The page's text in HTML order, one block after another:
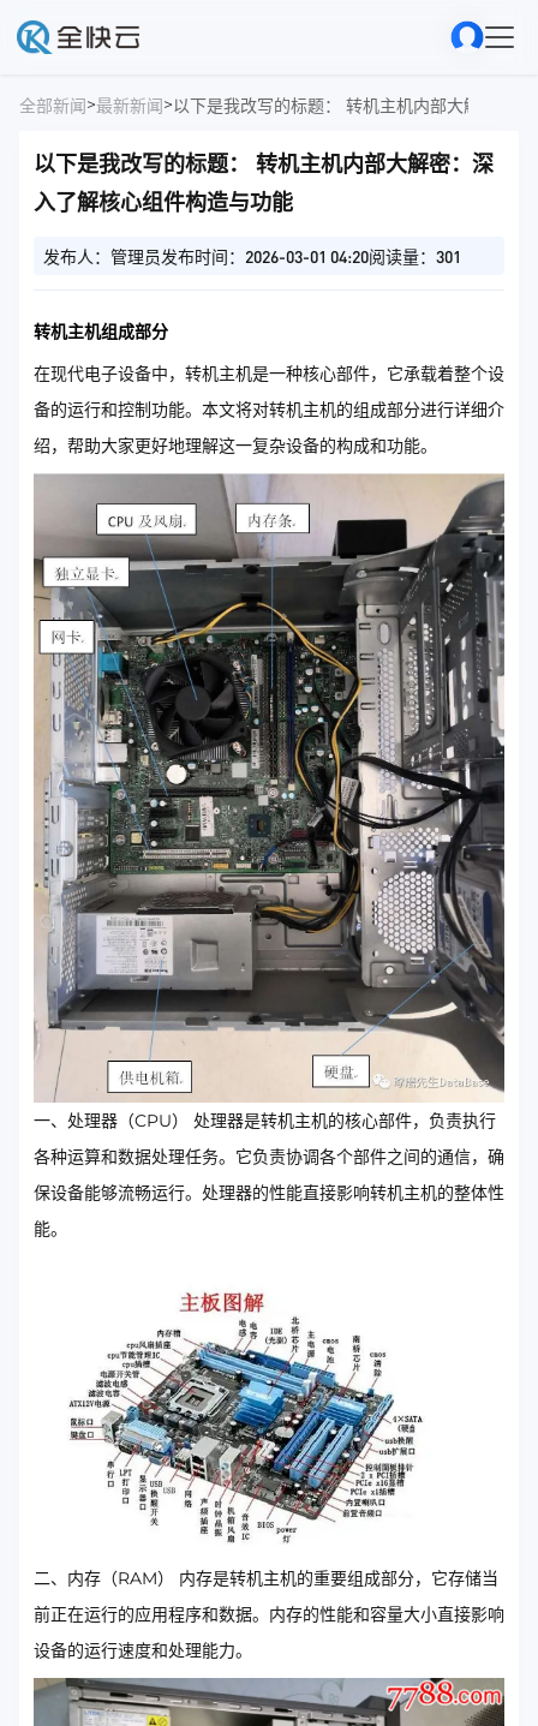
全部新闻>最新新闻> 以下是我改写的标题： 转机主机内
以下是我改写的标题： 转机主机内部大解密：深
入了解核心组件构造与功能
发布人：管理员发布时间：2026-03-01 04:20阅读量：301
转机主机组成部分
在现代电子设备中，转机主机是一种核心部件，它承载着整个设
备的运行和控制功能。本文将对转机主机的组成部分进行详细介
绍，帮助大家更好地理解这一复杂设备的构成和功能。
一、处理器（CPU） 处理器是转机主机的核心部件，负责执行
各种运算和数据处理任务。它负责协调各个部件之间的通信，确
保设备能够流畅运行。处理器的性能直接影响转机主机的整体性
能。
二、内存（RAM） 内存是转机主机的重要组成部分，它存储当
前正在运行的应用程序和数据。内存的性能和容量大小直接影响
设备的运行速度和处理能力。